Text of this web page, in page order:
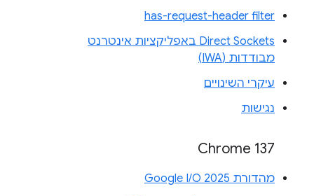
has-request-header filter
Direct Sockets באפליקציות אינטרנט
מבודדות (IWA)
עיקרי השינויים
נגישות
Chrome 137
מהדורת Google I/O 2025